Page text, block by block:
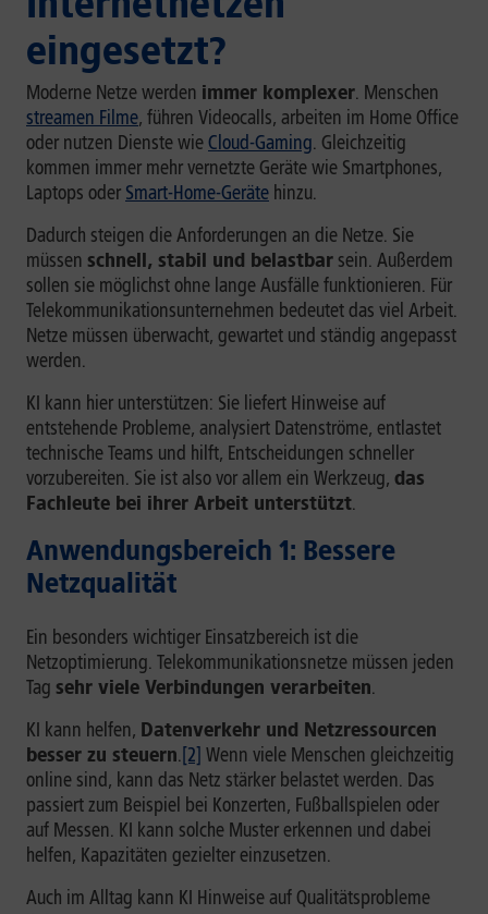
eingesetzt?
Moderne Netze werden immer komplexer. Menschen
streamen Filme, führen Videocalls, arbeiten im Home Office
oder nutzen Dienste wieCloud-Gaming. Gleichzeitig
kommen immer mehr vernetzte Geräte wie Smartphones,
Laptops oder Smart-Home-Geräte hinzu.
Dadurch steigen die Anforderungen an die Netze. Sie
müssen schnell, stabil und belastbar sein. Außerdem
sollen sie möglichst ohne lange Ausfälle funktionieren. Für
Telekommunikationsunternehmen bedeutet das viel Arbeit.
Netze müssen überwacht, gewartet und ständig angepasst
werden.
KI kann hier unterstützen: Sie liefert Hinweise auf
entstehende Probleme, analysiert Datenströme, entlastet
technische Teams und hilft, Entscheidungen schneller
vorzubereiten. Sie ist also vor allem ein Werkzeug, das
Fachleute bei ihrer Arbeit unterstützt.
Anwendungsbereich 1: Bessere
Netzqualität
Ein besonders wichtiger Einsatzbereich ist die
Netzoptimierung. Telekommunikationsnetze müssen jeden
Tag sehr viele Verbindungen verarbeiten.
KI kann helfen, Datenverkehr und Netzressourcen
besser zu steuern.[2] Wenn viele Menschen gleichzeitig
online sind, kann das Netz stärker belastet werden. Das
passiert zum Beispiel bei Konzerten, Fußballspielen oder
auf Messen. KI kann solche Muster erkennen und dabei
helfen, Kapazitäten gezielter einzusetzen.
Auch im Alltag kann KI Hinweise auf Qualitätsprobleme